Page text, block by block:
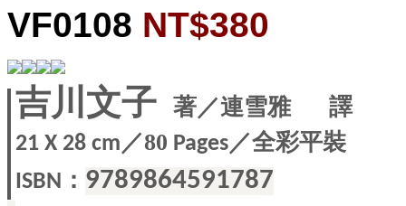
VF0108 NT$380
吉川文子 著／連雪雅 譯
21 X 28 cm／80 Pages／全彩平裝
ISBN ： 9789864591787